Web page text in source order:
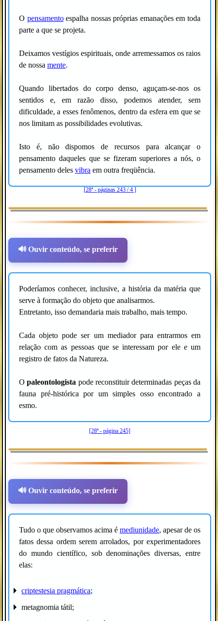
O pensamentoespalha nossas próprias emanações em toda
parte a que se projeta.
Deixamos vestígios espirituais, onde arremessamos os raios
de nossa mente.
Quando libertados do corpo denso, aguçam-se-nos os
sentidos e, em razão disso, podemos atender, sem
dificuldade, a esses fenômenos, dentro da esfera em que se
nos limitam as possibilidades evolutivas.
Isto é, não dispomos de recursos para alcançar o
pensamento daqueles que se fizeram superiores a nós, o
pensamento deles vibra em outra freqüência.
[28ª - páginas 243 / 4 ]
🔊 Ouvir conteúdo, se preferir
Poderíamos conhecer, inclusive, a história da matéria que
serve à formação do objeto que analisarmos.
Entretanto, isso demandaria mais trabalho, mais tempo.
Cada objeto pode ser um mediador para entrarmos em
relação com as pessoas que se interessam por ele e um
registro de fatos da Natureza.
Opaleontologista pode reconstituir determinadas peças da
fauna pré-histórica por um simples osso encontrado a
esmo.
[28ª - página 245]
🔊 Ouvir conteúdo, se preferir
Tudo o que observamos acima é mediunidade, apesar de os
fatos dessa ordem serem arrolados, por experimentadores
do mundo científico, sob denominações diversas, entre
elas:
criptestesia pragmática;
metagnomia tátil;